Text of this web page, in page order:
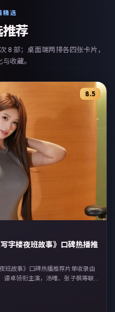
精选
荐
8 部；桌面端两排各四张卡片，
收藏。
8.5
字楼夜班故事》口碑热播推
班故事》口碑热播推荐片单收录由
谭卓领衔主演，汤唯、张子枫等联
英国本土叙事与人物弧光，适合检
与线上观影同步开启。影片在节